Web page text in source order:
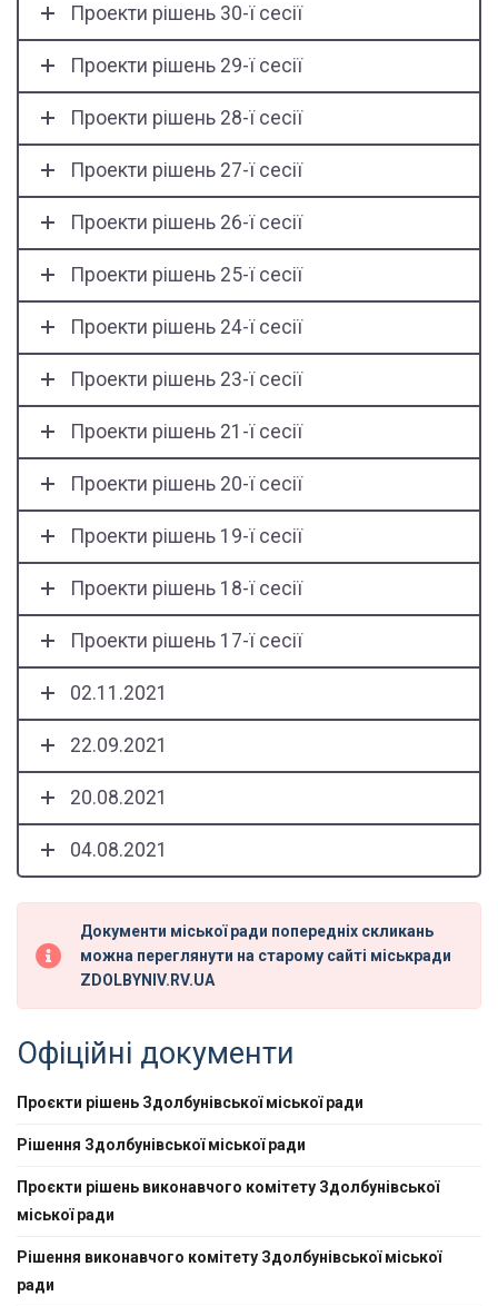
Проекти рішень 30-ї сесії
Проекти рішень 29-ї сесії
Проекти рішень 28-ї сесії
Проекти рішень 27-ї сесії
Проекти рішень 26-ї сесії
Проекти рішень 25-ї сесії
Проекти рішень 24-ї сесії
Проекти рішень 23-ї сесії
Проекти рішень 21-ї сесії
Проекти рішень 20-ї сесії
Проекти рішень 19-ї сесії
Проекти рішень 18-ї сесії
Проекти рішень 17-ї сесії
02.11.2021
22.09.2021
20.08.2021
04.08.2021
Документи міської ради попередніх скликань
можна переглянути на старому сайті міськради
ZDOLBYNIV.RV.UA
Офіційні документи
Проєкти рішень Здолбунівської міської ради
Рішення Здолбунівської міської ради
Проєкти рішень виконавчого комітету Здолбунівської
міської ради
Рішення виконавчого комітету Здолбунівської міської
ради